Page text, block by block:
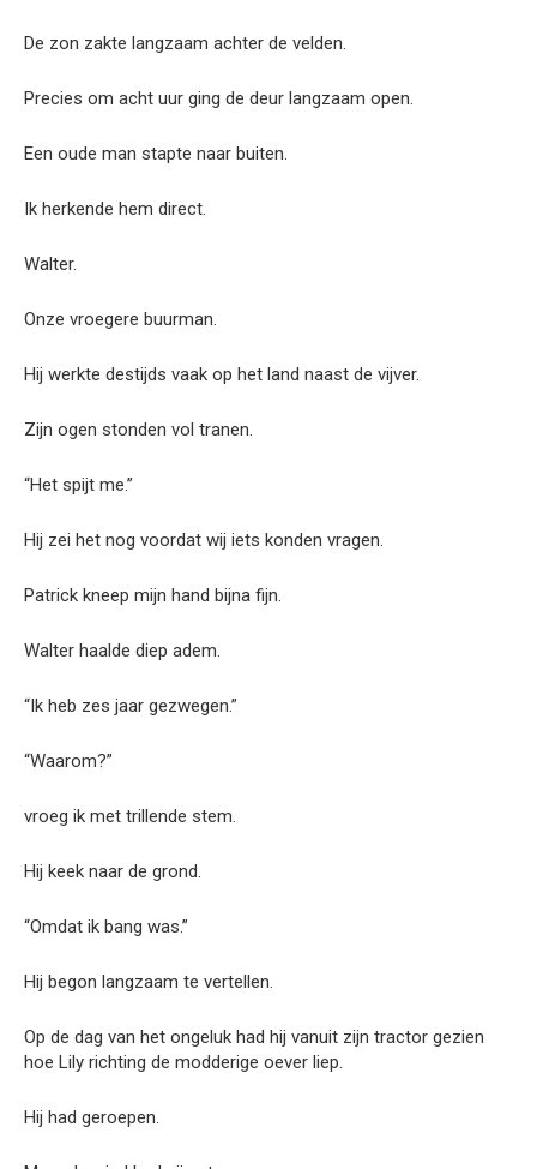
De zon zakte langzaam achter de velden.
Precies om acht uur ging de deur langzaam open.
Een oude man stapte naar buiten.
Ik herkende hem direct.
Walter.
Onze vroegere buurman.
Hij werkte destijds vaak op het land naast de vijver.
Zijn ogen stonden vol tranen.
“Het spijt me.”
Hij zei het nog voordat wij iets konden vragen.
Patrick kneep mijn hand bijna fijn.
Walter haalde diep adem.
“Ik heb zes jaar gezwegen.”
“Waarom?”
vroeg ik met trillende stem.
Hij keek naar de grond.
“Omdat ik bang was.”
Hij begon langzaam te vertellen.
Op de dag van het ongeluk had hij vanuit zijn tractor gezien
hoe Lily richting de modderige oever liep.
Hij had geroepen.